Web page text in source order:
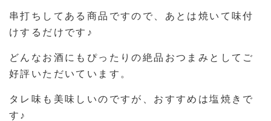
串打ちしてある商品ですので、あとは焼いて味付
けするだけです♪
どんなお酒にもぴったりの絶品おつまみとしてご
好評いただいています。
タレ味も美味しいのですが、おすすめは塩焼きで
す♪